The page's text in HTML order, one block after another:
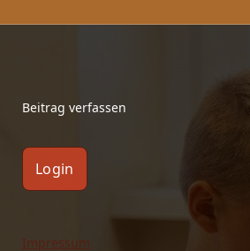
Beitrag verfassen
Login
Impressum